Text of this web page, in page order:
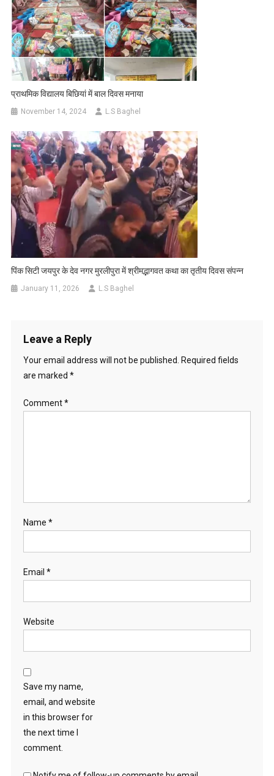
प्राथमिक विद्यालय बिछियां में बाल दिवस मनाया
November 14, 2024 L.S Baghel
पिंक सिटी जयपुर के देव नगर मुरलीपुरा में श्रीमद्भागवत कथा का तृतीय दिवस संपन्न
January 11, 2026 L.S Baghel
Leave a Reply
Your email address will not be published.
Required fields
are marked *
Comment*
Name *
Email *
Website
Save my name,
email, and website
in this browser for
the next time I
comment.